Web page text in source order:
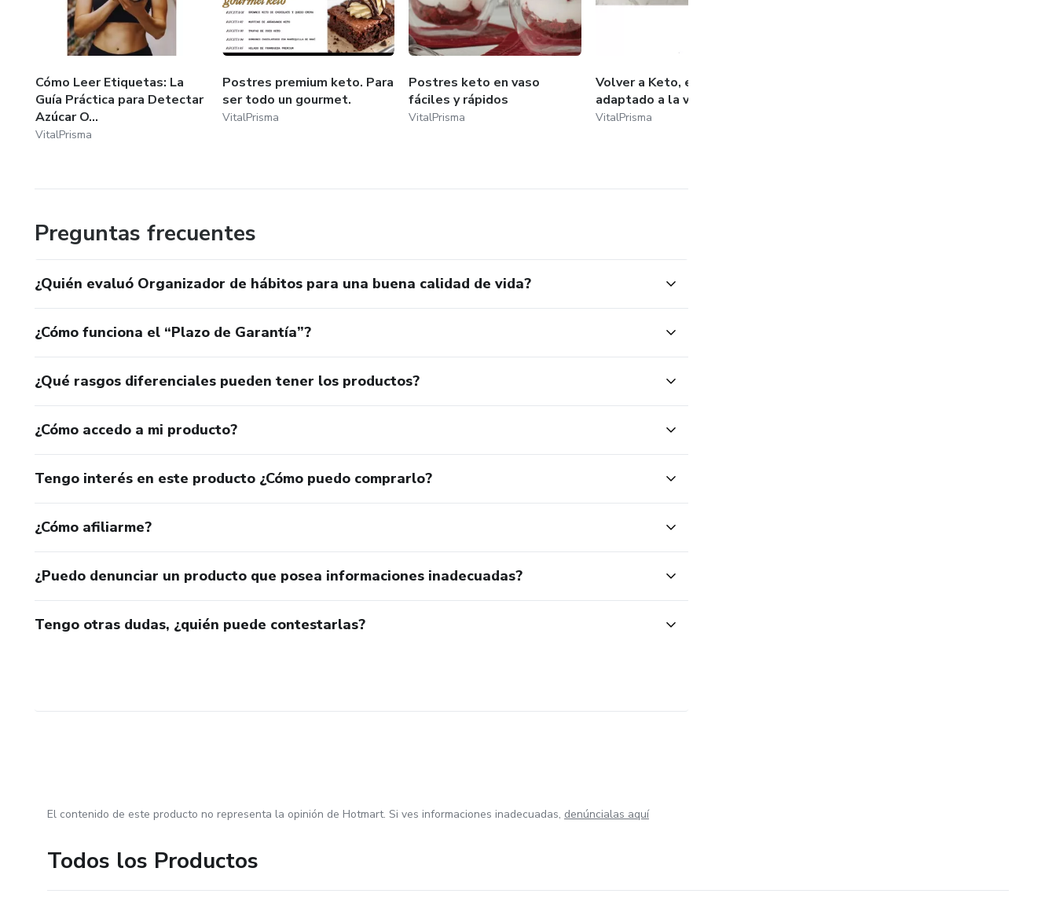
Descargalo y empezá hoy mismo.
Cómo Leer Etiquetas: La
Guía Práctica para Detectar
Azúcar O...
VitalPrisma
Postres premium keto. Para
ser todo un gourmet.
VitalPrisma
Postres keto en vaso
fáciles y rápidos
VitalPrisma
Volver a Keto, esta vez
adaptado a la vida real
VitalPrisma
Preguntas frecuentes
¿Quién evaluó Organizador de hábitos para una buena calidad de vida?
¿Cómo funciona el “Plazo de Garantía”?
¿Qué rasgos diferenciales pueden tener los productos?
¿Cómo accedo a mi producto?
Tengo interés en este producto ¿Cómo puedo comprarlo?
¿Cómo afiliarme?
¿Puedo denunciar un producto que posea informaciones inadecuadas?
Tengo otras dudas, ¿quién puede contestarlas?
El contenido de este producto no representa la opinión de Hotmart. Si ves informaciones inadecuadas, denúncialas aquí
Todos los Productos